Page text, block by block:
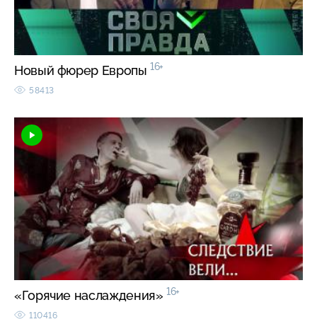
Новый фюрер Европы 16+
58413
«Горячие наслаждения» 16+
110416